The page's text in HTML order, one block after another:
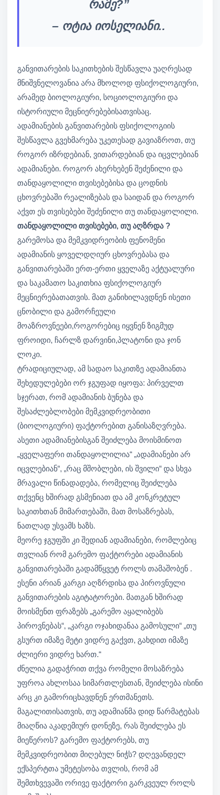
რამე?”
– ოტია იოსელიანი..
განვითარების საკითხების შესწავლა უაღრესად
მნიშვნელოვანია არა მხოლოდ ფსიქოლოგიური,
არამედ ბიოლოგიური, სოციოლოგიური და
ისტორიული მეცნიერებებისათვისაც.
ადამიანების განვითარების ფსიქოლოგიის
შესწავლა გვეხმარება უკეთესად გავიაზროთ, თუ
როგორ იზრდებიან, ვითარდებიან და იცვლებიან
ადამიანები. როგორ ახერხებენ შეძენილი და
თანდაყოლილი თვისებებისა და ცოდნის
ცხოვრებაში რეალიზებას და საიდან და როგორ
აქვთ ეს თვისებები შეძენილი თუ თანდაყოლილი.
თანდაყოლილი თვისებები, თუ აღზრდა ?
გარემოსა და მემკვიდრეობის ფენომენი
ადამიანის ყოველდღიურ ცხოვრებასა და
განვითარებაში ერთ-ერთი ყველაზე აქტუალური
და საკამათო საკითხია ფსიქოლოგიურ
მეცნიერებათათვის. მათ განიხილავდნენ ისეთი
ცნობილი და გამორჩეული
მოაზროვნეები,როგორებიც იყვნენ ზიგმუდ
ფროიდი, ჩარლზ დარვინი,პლატონი და ჯონ
ლოკი.
ტრადიციულად, ამ სადაო საკითზე ადამიანთა
შეხედულებები ორ ჯგუფად იყოფა: პირველთ
სჯერათ, რომ ადამიანის ბუნება და
შესაძლებლობები მემკვიდრეობითი
(ბიოლოგიური) ფაქტორებით განისაზღვრება.
ასეთი ადამიანებისგან შეიძლება მოისმინოთ
„ყველაფერი თანდაყოლილია“ „ადამიანები არ
იცვლებიან“, „რაც მშობლები, ის შვილი“ და სხვა
მრავალი წინადადება, რომელიც შეიძლება
თქვენც ხშირად გსმენიათ და ამ კონკრეტულ
საკითხთან მიმართებაში, მათ მოსაზრებას,
ნათლად უსვამს ხაზს.
მეორე ჯგუფში კი შედიან ადამიანები, რომლებიც
თვლიან რომ გარემო ფაქტორები ადამიანის
განვითარებაში გადამწყვეტ როლს თამაშობენ .
ესენი არიან კარგი აღზრდისა და პიროვნული
განვითარების აგიტატორები. მათგან ხშირად
მოისმენთ ფრაზებს „გარემო აყალიბებს
პიროვნებას“, „კარგი ოჯახიდანაა გამოსული“ „თუ
გსურთ იმაზე მეტი ვიდრე გაქვთ, გახდით იმაზე
ძლიერი ვიდრე ხართ.“
ძნელია გადაჭრით თქვა რომელი მოსაზრება
უფროა ახლოსაა სიმართლესთან, შეიძლება ისინი
არც კი გამორიცხავდნენ ერთმანეთს.
მაგალითისათვის, თუ ადამიანმა დიდ წარმატებას
მიაღწია აკადემიურ დონეზე, რას შეიძლება ეს
მიეწეროს? გარემო ფაქტორებს, თუ
მემკვიდრეობით მიღებულ ნიჭს? დღევანდელ
ექსპერტთა უმეტესობა თვლის, რომ ამ
შემთხვევაში ორივე ფაქტორი გარკვეულ როლს